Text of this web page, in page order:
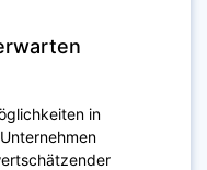
in